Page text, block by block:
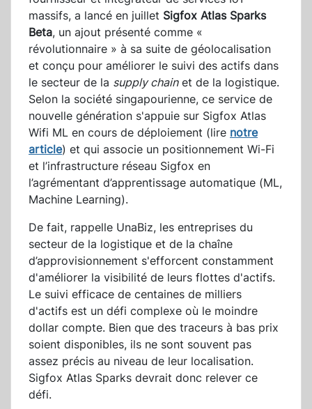
massifs, a lancé en juillet Sigfox Atlas Sparks
Beta, un ajout présenté comme «
révolutionnaire » à sa suite de géolocalisation
et conçu pour améliorer le suivi des actifs dans
le secteur de la supply chainet de la logistique.
Selon la société singapourienne, ce service de
nouvelle génération s'appuie sur Sigfox Atlas
Wifi ML en cours de déploiement (lire notre
article) et qui associe un positionnement Wi-Fi
et l’infrastructure réseau Sigfox en
l’agrémentant d’apprentissage automatique (ML,
Machine Learning).
De fait, rappelle UnaBiz, les entreprises du
secteur de la logistique et de la chaîne
d’approvisionnement s'efforcent constamment
d'améliorer la visibilité de leurs flottes d'actifs.
Le suivi efficace de centaines de milliers
d'actifs est un défi complexe où le moindre
dollar compte. Bien que des traceurs à bas prix
soient disponibles, ils ne sont souvent pas
assez précis au niveau de leur localisation.
Sigfox Atlas Sparks devrait donc relever ce
défi.